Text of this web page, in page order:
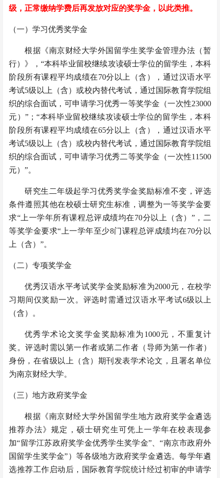
级， 正常缴纳学费后再发放对应的奖学金，以此类推。
（一） 学习优秀奖学金
根据《南京财经大学外国留学生奖学金管理办法（暂
行）》，“本科毕业留校继续攻读硕士学位的留学生，本科
阶段所有课程平均成绩在70分以上（含），通过汉语水平
考试5级以上（含）或校内替代考试，通过国际教育学院组
织的综合面试，可申请学习优秀一等奖学金（一次性23000
元）”；“本科毕业留校继续攻读硕士学位的留学生，本科
阶段所有课程平均成绩在65分以上（含），通过汉语水平
考试5级以上（含）或校内替代考试，通过国际教育学院组
织的综合面试，可申请学习优秀二等奖学金（一次性11500
元）”。
研究生二年级起学习优秀奖学金奖励标准不变，评选
条件遵照其他在校硕士研究生标准，调整为一等奖学金要
求“上一学年所有课程总评成绩均在70分以上（含）”，二
等奖学金要求“上一学年至少8门课程总评成绩均在70分以
上（含）”。
（二） 专项奖学金
优秀汉语水平考试奖学金奖励标准为2000元，在校学
习期间仅奖励一次。评选时需通过汉语水平考试6级以上
（含）。
优秀学术论文奖学金奖励标准为1000元，不重复计
奖。评选时需以第一作者或第二作者（导师为第一作者）
身份，在省级以上（含）期刊发表学术论文，且署名单位
为南京财经大学。
（三） 地方政府奖学金
根据《南京财经大学外国留学生地方政府奖学金遴选
推荐办法》规定，硕士研究生可凭上一学年在校表现参
加“留学江苏政府奖学金优秀学生奖学金”、“南京市政府外
国留学生奖学金”）等各级地方政府奖学金遴选。每学年遴
选推荐工作启动后，国际教育学院统计经过初审的申请学